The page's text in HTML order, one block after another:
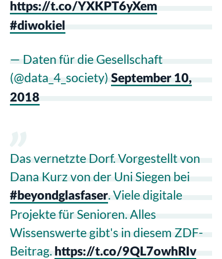
https://t.co/YXKPT6yXem
#diwokiel
— Daten für die Gesellschaft
(@data_4_society) September 10,
2018
Das vernetzte Dorf. Vorgestellt von
Dana Kurz von der Uni Siegen bei
#beyondglasfaser. Viele digitale
Projekte für Senioren. Alles
Wissenswerte gibt's in diesem ZDF-
Beitrag. https://t.co/9QL7owhRIv